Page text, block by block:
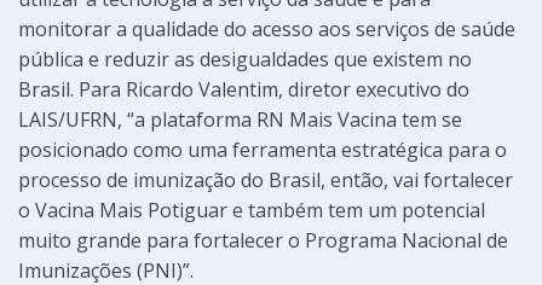
monitorar a qualidade do acesso aos serviços de saúde
pública e reduzir as desigualdades que existem no
Brasil. Para Ricardo Valentim, diretor executivo do
LAIS/UFRN, “a plataforma RN Mais Vacina tem se
posicionado como uma ferramenta estratégica para o
processo de imunização do Brasil, então, vai fortalecer
o Vacina Mais Potiguar e também tem um potencial
muito grande para fortalecer o Programa Nacional de
Imunizações (PNI)”.